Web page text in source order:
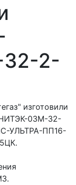
2-
изготовили
03М-32-
УЛЬТРА-ПП16-